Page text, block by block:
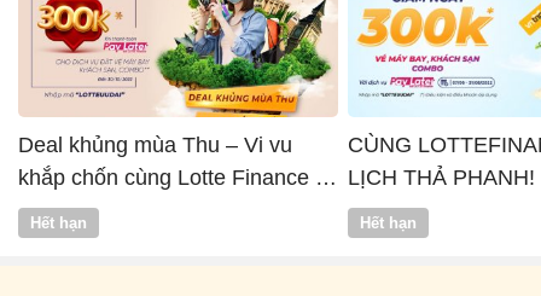
Deal khủng mùa Thu – Vi vu
khắp chốn cùng Lotte Finance x
Vntrip
Hết hạn
CÙNG
LỊCH THẢ PHANH!
Hết hạn